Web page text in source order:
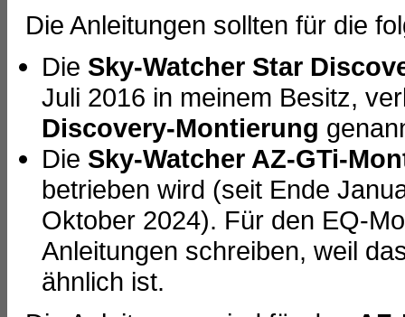
Die Anleitungen sollten für die
Die Sky-Watcher Star
Juli 2016 in meinem Besitz,
Discovery-Montierung
Die Sky-Watcher AZ-GTi-
betrieben wird (seit Ende
Oktober 2024). Für den EQ-
Anleitungen schreiben, weil
ähnlich ist.